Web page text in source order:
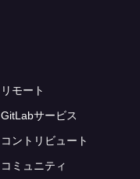
リモート
GitLabサービス
コントリビュート
コミュニティ